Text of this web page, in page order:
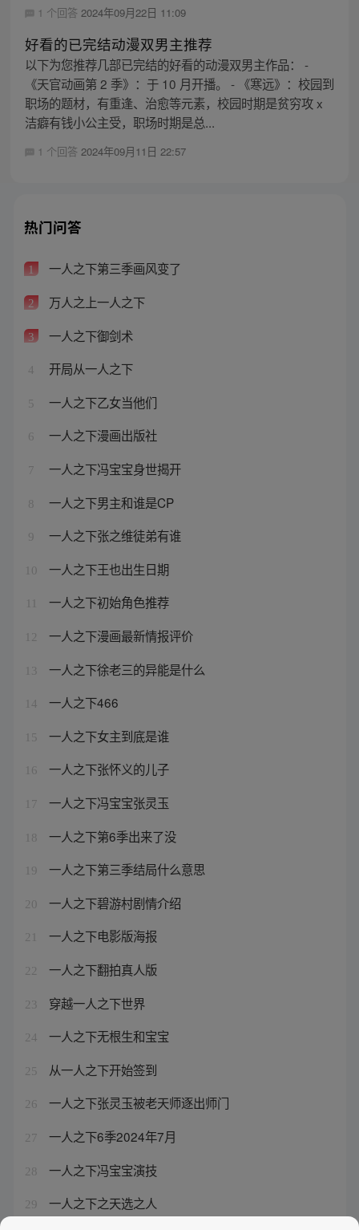
1 个回答 2024年09月22日 11:09
好看的已完结动漫双男主推荐
以下为您推荐几部已完结的好看的动漫双男主作品： -
《天官动画第 2 季》：于 10 月开播。 - 《寒远》：校园到
职场的题材，有重逢、治愈等元素，校园时期是贫穷攻 x
洁癖有钱小公主受，职场时期是总...
1 个回答 2024年09月11日 22:57
热门问答
1 一人之下第三季画风变了
2 万人之上一人之下
3 一人之下御剑术
4 开局从一人之下
5 一人之下乙女当他们
6 一人之下漫画出版社
7 一人之下冯宝宝身世揭开
8 一人之下男主和谁是CP
9 一人之下张之维徒弟有谁
10 一人之下王也出生日期
一人之下初始角色推荐
12 一人之下漫画最新情报评价
13 一人之下徐老三的异能是什么
14 一人之下466
15 一人之下女主到底是谁
16 一人之下张怀义的儿子
17 一人之下冯宝宝张灵玉
18 一人之下第6季出来了没
19 一人之下第三季结局什么意思
20 一人之下碧游村剧情介绍
21 一人之下电影版海报
22 一人之下翻拍真人版
23 穿越一人之下世界
24 一人之下无根生和宝宝
25 从一人之下开始签到
26 一人之下张灵玉被老天师逐出师门
27 一人之下6季2024年7月
28 一人之下冯宝宝演技
29
一人之下之天选之人